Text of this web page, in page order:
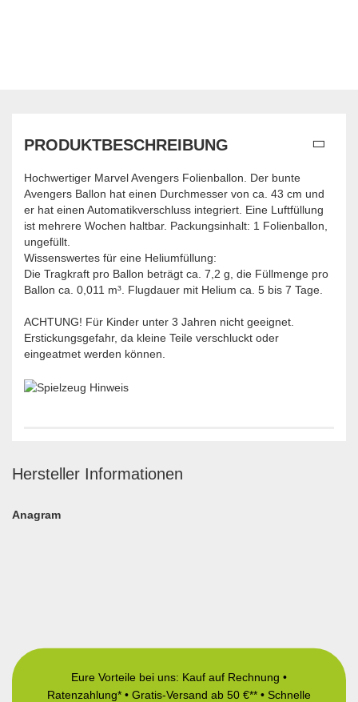
PRODUKTBESCHREIBUNG
Hochwertiger Marvel Avengers Folienballon. Der bunte
Avengers Ballon hat einen Durchmesser von ca. 43 cm und
er hat einen Automatikverschluss integriert. Eine Luftfüllung
ist mehrere Wochen haltbar. Packungsinhalt: 1 Folienballon,
ungefüllt.
Wissenswertes für eine Heliumfüllung:
Die Tragkraft pro Ballon beträgt ca. 7,2 g, die Füllmenge pro
Ballon ca. 0,011 m³. Flugdauer mit Helium ca. 5 bis 7 Tage.
ACHTUNG! Für Kinder unter 3 Jahren nicht geeignet.
Erstickungsgefahr, da kleine Teile verschluckt oder
eingeatmet werden können.
Hersteller Informationen
Anagram
Eure Vorteile bei uns: Kauf auf Rechnung •
Ratenzahlung* • Gratis-Versand ab 50 €** • Schnelle